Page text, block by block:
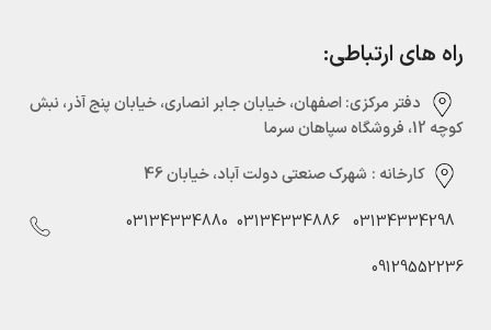
راه های ارتباطی:
دفتر مرکزی:‌ اصفهان، خیابان جابر انصاری، خیابان پنج آذر، نبش
کوچه 12، فروشگاه سپاهان سرما
کارخانه : شهرک صنعتی دولت آباد، خیابان 46
03134334298
03134334886
03134334880
09129552236